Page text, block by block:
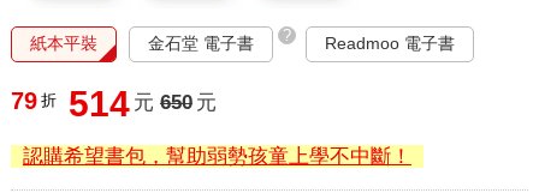
紙本平裝 金石堂 電子書 ? Readmoo 電子書
79 折 514 元 650 元
認購希望書包，幫助弱勢孩童上學不中斷！